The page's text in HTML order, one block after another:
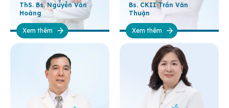
ThS. Bs. Nguyễn Văn
Hoàng
Xem thêm
Bs. CKII Trần Văn
Thuận
Xem thêm